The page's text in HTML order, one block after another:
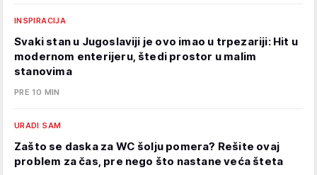
INSPIRACIJA
Svaki stan u Jugoslaviji je ovo imao u trpezariji: Hit u
modernom enterijeru, štedi prostor u malim
stanovima
PRE 10 MIN
URADI SAM
Zašto se daska za WC šolju pomera? Rešite ovaj
problem za čas, pre nego što nastane veća šteta